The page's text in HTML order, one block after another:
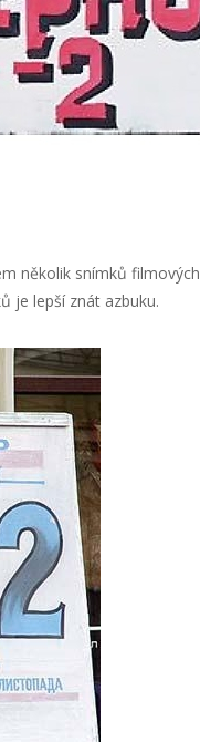
několik snímků filmových
je lepší znát azbuku.